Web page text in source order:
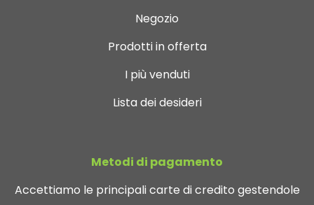
Negozio
Prodotti in offerta
I più venduti
Lista dei desideri
Metodi di pagamento
Accettiamo le principali carte di credito gestendole